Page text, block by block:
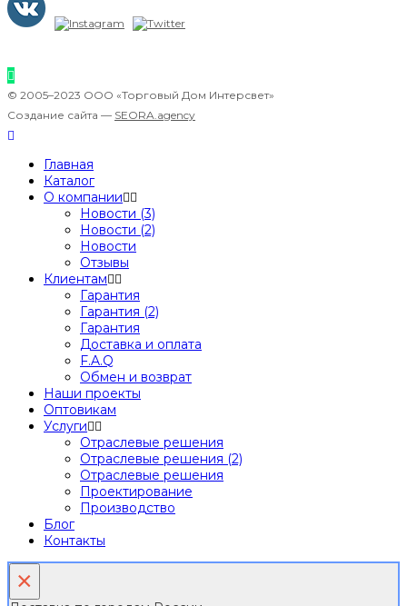
© 2005–2023 ООО «Торговый Дом Интерсвет»
Создание сайта — SEORA.agency
Главная
Каталог
О компании
Новости (3)
Новости (2)
Новости
Отзывы
Клиентам
Гарантия
Гарантия (2)
Гарантия
Доставка и оплата
F.A.Q
Обмен и возврат
Наши проекты
Оптовикам
Услуги
Отраслевые решения
Отраслевые решения (2)
Отраслевые решения
Проектирование
Производство
Блог
Контакты
×